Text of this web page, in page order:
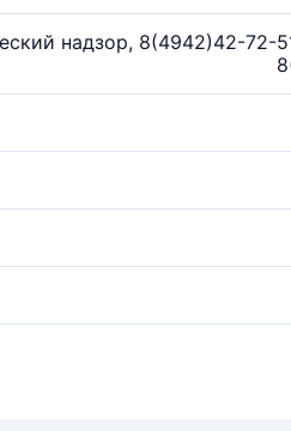
надзор, 8(4942)42-72-